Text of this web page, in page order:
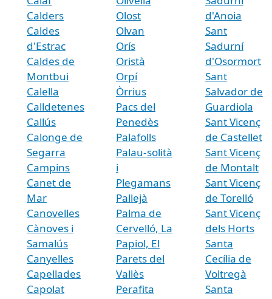
Calders
Caldes
d'Estrac
Caldes de
Montbui
Calella
Calldetenes
Callús
Calonge de
Segarra
Campins
Canet de
Mar
Canovelles
Cànoves i
Samalús
Canyelles
Capellades
Capolat
Olost
Olvan
Orís
Oristà
Orpí
Òrrius
Pacs del
Penedès
Palafolls
Palau-solità
i
Plegamans
Pallejà
Palma de
Cervelló, La
Papiol, El
Parets del
Vallès
Perafita
d'Anoia
Sant
Sadurní
d'Osormort
Sant
Salvador de
Guardiola
Sant Vicenç
de Castellet
Sant Vicenç
de Montalt
Sant Vicenç
de Torelló
Sant Vicenç
dels Horts
Santa
Cecília de
Voltregà
Santa